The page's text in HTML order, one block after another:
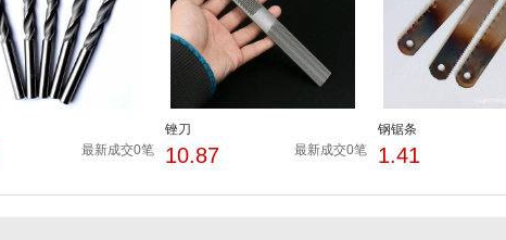
最新成交0笔
锉刀
10.87 最新成交0笔
钢锯条
1.41